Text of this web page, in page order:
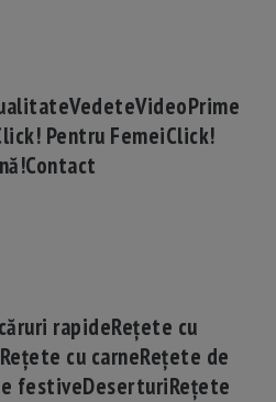
VedeteVideoPrime
Pentru FemeiClick!
Contact
rapideRețete cu
Rețete cu carneRețete de
festiveDeserturiRețete